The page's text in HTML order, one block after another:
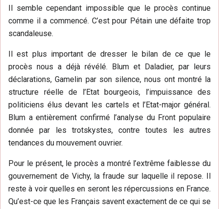
Il semble cependant impossible que le procès continue
comme il a commencé. C’est pour Pétain une défaite trop
scandaleuse.
Il est plus important de dresser le bilan de ce que le
procès nous a déjà révélé. Blum et Daladier, par leurs
déclarations, Gamelin par son silence, nous ont montré la
structure réelle de l’Etat bourgeois, l’impuissance des
politiciens élus devant les cartels et l’Etat-major général.
Blum a entièrement confirmé l’analyse du Front populaire
donnée par les trotskystes, contre toutes les autres
tendances du mouvement ouvrier.
Pour le présent, le procès a montré l’extrême faiblesse du
gouvernement de Vichy, la fraude sur laquelle il repose. Il
reste à voir quelles en seront les répercussions en France.
Qu’est-ce que les Français savent exactement de ce qui se